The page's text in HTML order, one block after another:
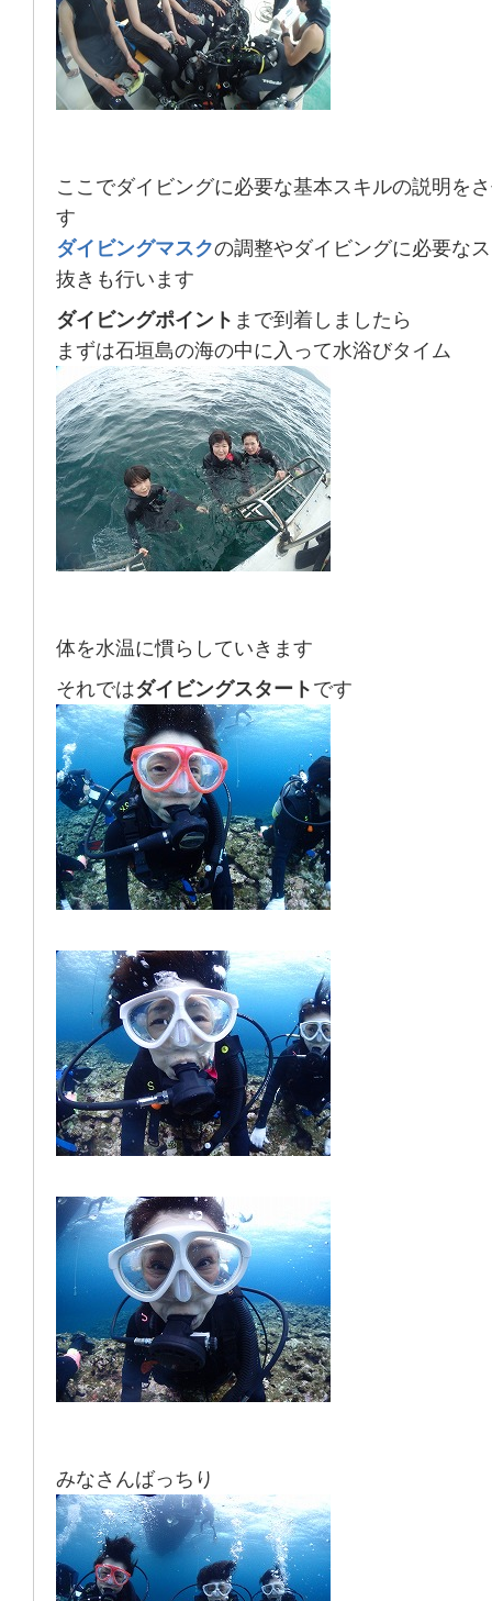
ここでダイビングに必要な基本スキルの説明を
す
ダイビングマスクの調整やダイビングに必要な
抜きも行います
ダイビングポイント まで到着しましたら
まずは石垣島の海の中に入って水浴びタイム
体を水温に慣らしていきます
それではダイビングスタート です
みなさんばっちり